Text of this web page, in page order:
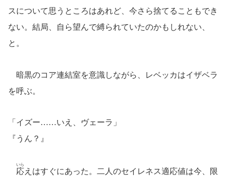
スについて思うところはあれど、今さら捨てることもでき
ない。結局、自ら望んで縛られていたのかもしれない、
と。
暗黒のコア連結室を意識しながら、レベッカはイザベラ
を呼ぶ。
「イズー……いえ、ヴェーラ」
『うん？』
応
いら
えはすぐにあった。二人のセイレネス適応値は今、限